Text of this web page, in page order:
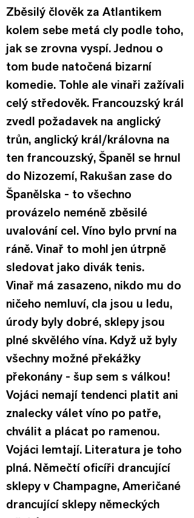
Zběsilý člověk za Atlantikem
kolem sebe metá cly podle toho,
jak se zrovna vyspí. Jednou o
tom bude natočená bizarní
komedie. Tohle ale vinaři zažívali
celý středověk. Francouzský král
zvedl požadavek na anglický
trůn, anglický král/královna na
ten francouzský, Španěl se hrnul
do Nizozemí, Rakušan zase do
Španělska - to všechno
provázelo neméně zběsilé
uvalování cel. Víno bylo první na
ráně. Vinař to mohl jen útrpně
sledovat jako divák tenis.
Vinař má zasazeno, nikdo mu do
ničeho nemluví, cla jsou u ledu,
úrody byly dobré, sklepy jsou
plné skvělého vína. Když už byly
všechny možné překážky
překonány - šup sem s válkou!
Vojáci nemají tendenci platit ani
znalecky válet víno po patře,
chválit a plácat po ramenou.
Vojáci lemtají. Literatura je toho
plná. Němečtí oficíři drancující
sklepy v Champagne, Američané
drancující sklepy německých